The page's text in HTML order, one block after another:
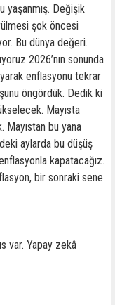
yaşanmış. Değişik
şok öncesi
Bu dünya değeri.
2026’nın sonunda
enflasyonu tekrar
öngördük. Dedik ki
Mayısta
Mayıstan bu yana
aylarda bu düşüş
kapatacağız.
bir sonraki sene
var. Yapay zekâ